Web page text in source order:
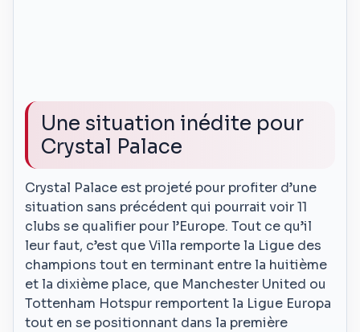
Une situation inédite pour
Crystal Palace
Crystal Palace est projeté pour profiter d’une
situation sans précédent qui pourrait voir 11
clubs se qualifier pour l’Europe. Tout ce qu’il
leur faut, c’est que Villa remporte la Ligue des
champions tout en terminant entre la huitième
et la dixième place, que Manchester United ou
Tottenham Hotspur remportent la Ligue Europa
tout en se positionnant dans la première